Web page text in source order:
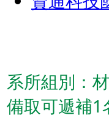
系所組別：
備取可遞補1